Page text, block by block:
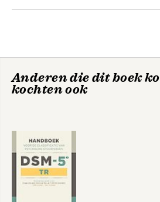
Anderen die dit boek
kochten ook